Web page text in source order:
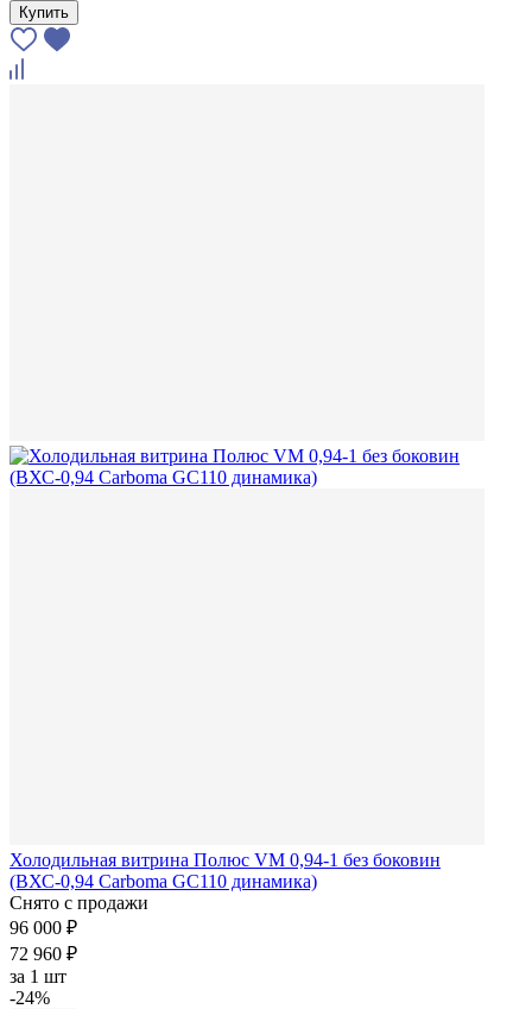
Купить
Холодильная витрина Полюс VM 0,94-1 без боковин
(ВХС-0,94 Carboma GC110 динамика)
Снято с продажи
96 000 ₽
72 960 ₽
за 1 шт
-24%